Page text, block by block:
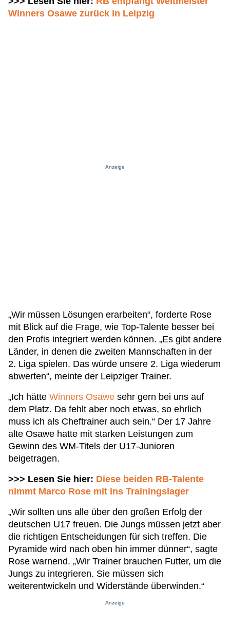
Winners Osawe zurück in Leipzig
Anzeige
„Wir müssen Lösungen erarbeiten“, forderte Rose
mit Blick auf die Frage, wie Top-Talente besser bei
den Profis integriert werden können. „Es gibt andere
Länder, in denen die zweiten Mannschaften in der
2. Liga spielen. Das würde unsere 2. Liga wiederum
abwerten“, meinte der Leipziger Trainer.
„Ich hätte Winners Osawe sehr gern bei uns auf
dem Platz. Da fehlt aber noch etwas, so ehrlich
muss ich als Cheftrainer auch sein.“ Der 17 Jahre
alte Osawe hatte mit starken Leistungen zum
Gewinn des WM-Titels der U17-Junioren
beigetragen.
>>> Lesen Sie hier: Diese beiden RB-Talente
nimmt Marco Rose mit ins Trainingslager
„Wir sollten uns alle über den großen Erfolg der
deutschen U17 freuen. Die Jungs müssen jetzt aber
die richtigen Entscheidungen für sich treffen. Die
Pyramide wird nach oben hin immer dünner“, sagte
Rose warnend. „Wir Trainer brauchen Futter, um die
Jungs zu integrieren. Sie müssen sich
weiterentwickeln und Widerstände überwinden.“
Anzeige